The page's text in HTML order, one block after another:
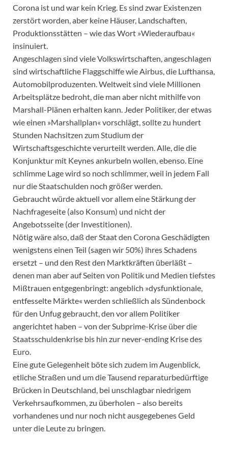
Corona ist und war kein Krieg. Es sind zwar Existenzen
zerstört worden, aber keine Häuser, Landschaften,
Produktionsstätten – wie das Wort »Wiederaufbau«
insinuiert.
Angeschlagen sind viele Volkswirtschaften, angeschlagen
sind wirtschaftliche Flaggschiffe wie Airbus, die Lufthansa,
Automobilproduzenten. Weltweit sind viele Millionen
Arbeitsplätze bedroht, die man aber nicht mithilfe von
Marshall-Plänen erhalten kann. Jeder Politiker, der etwas
wie einen »Marshallplan« vorschlägt, sollte zu hundert
Stunden Nachsitzen zum Studium der
Wirtschaftsgeschichte verurteilt werden. Alle, die die
Konjunktur mit Keynes ankurbeln wollen, ebenso. Eine
schlimme Lage wird so noch schlimmer, weil in jedem Fall
nur die Staatschulden noch größer werden.
Gebraucht würde aktuell vor allem eine Stärkung der
Nachfrageseite (also Konsum) und nicht der
Angebotsseite (der Investitionen).
Nötig wäre also, daß der Staat den Corona Geschädigten
wenigstens einen Teil (sagen wir 50%) ihres Schadens
ersetzt – und den Rest den Marktkräften überläßt –
denen man aber auf Seiten von Politik und Medien tiefstes
Mißtrauen entgegenbringt: angeblich »dysfunktionale,
entfesselte Märkte« werden schließlich als Sündenbock
für den Unfug gebraucht, den vor allem Politiker
angerichtet haben – von der Subprime-Krise über die
Staatsschuldenkrise bis hin zur never-ending Krise des
Euro.
Eine gute Gelegenheit böte sich zudem im Augenblick,
etliche Straßen und um die Tausend reparaturbedürftige
Brücken in Deutschland, bei unschlagbar niedrigem
Verkehrsaufkommen, zu überholen – also bereits
vorhandenes und nur noch nicht ausgegebenes Geld
unter die Leute zu bringen.